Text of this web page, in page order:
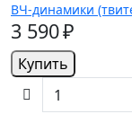
ВЧ-динамики
3 590 ₽
Купить